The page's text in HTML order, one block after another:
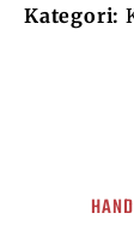
Kategori: